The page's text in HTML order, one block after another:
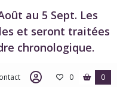
au 5 Sept. Les
et seront traitées
chronologique.
0 0